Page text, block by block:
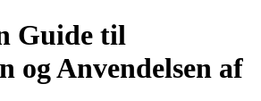
Guide til
og Anvendelsen af